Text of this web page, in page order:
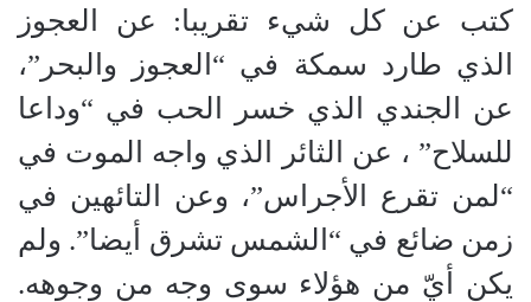
كتب عن كل شيء تقريبا: عن العجوز
الذي طارد سمكة في “العجوز والبحر”،
عن الجندي الذي خسر الحب في “وداعا
للسلاح” ، عن الثائر الذي واجه الموت في
“لمن تقرع الأجراس”، وعن التائهين في
زمن ضائع في “الشمس تشرق أيضا”. ولم
يكن أيّ من هؤلاء سوى وجه من وجوهه.